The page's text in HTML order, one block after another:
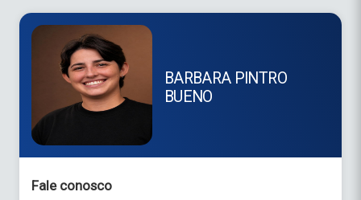
BARBARA PINTRO
BUENO
Fale conosco